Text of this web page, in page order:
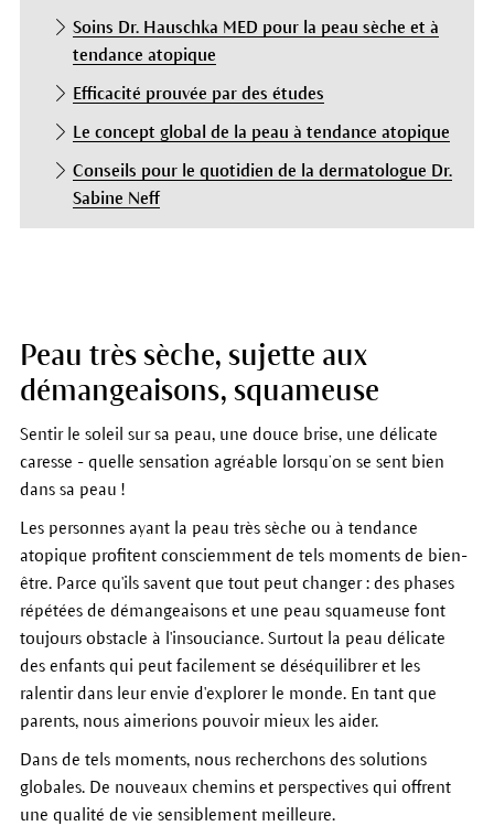
Soins Dr. Hauschka MED pour la peau sèche et à
tendance atopique
Efficacité prouvée par des études
Le concept global de la peau à tendance atopique
Conseils pour le quotidien de la dermatologue Dr.
Sabine Neff
Peau très sèche, sujette aux
démangeaisons, squameuse
Sentir le soleil sur sa peau, une douce brise, une délicate
caresse - quelle sensation agréable lorsqu’on se sent bien
dans sa peau !
Les personnes ayant la peau très sèche ou à tendance
atopique profitent consciemment de tels moments de bien-
être. Parce qu'ils savent que tout peut changer : des phases
répétéesde démangeaisons et une peau squameuse font
toujours obstacle à l'insouciance. Surtout la peau délicate
des enfants qui peut facilement se déséquilibrer et les
ralentir dans leur envie d'explorer le monde. En tant que
parents, nous aimerions pouvoir mieux les aider.
Dans de tels moments, nous recherchons des solutions
globales. De nouveaux chemins et perspectives qui offrent
une qualité de vie sensiblement meilleure.